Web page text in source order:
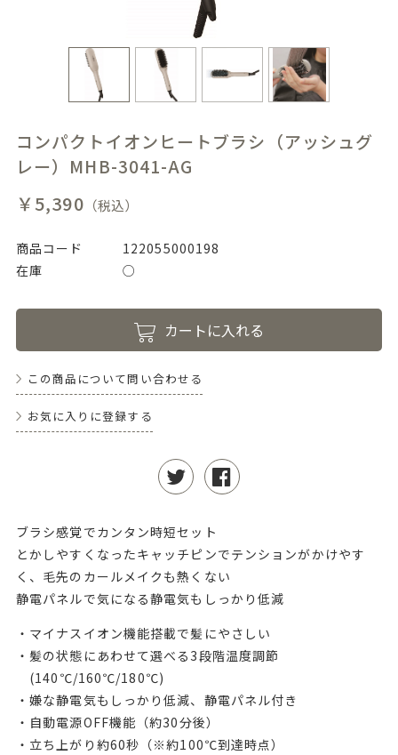
コンパクトイオンヒートブラシ（アッシュグ
レー）MHB-3041-AG
￥5,390 （税込）
商品コード
122055000198
在庫
○
カートに入れる
この商品について問い合わせる
お気に入りに登録する
ブラシ感覚でカンタン時短セット
とかしやすくなったキャッチピンでテンションがかけやす
く、毛先のカールメイクも熱くない
静電パネルで気になる静電気もしっかり低減
・マイナスイオン機能搭載で髪にやさしい
・髪の状態にあわせて選べる3段階温度調節
(140℃/160℃/180℃)
・嫌な静電気もしっかり低減、静電パネル付き
・自動電源OFF機能（約30分後）
・立ち上がり約60秒（※約100℃到達時点）